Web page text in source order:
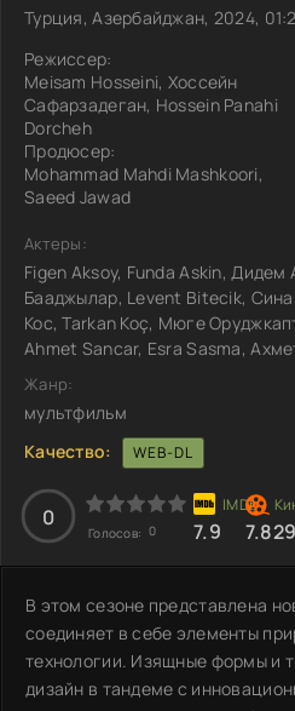
Турция, Азербайджан, 2024,
Режиссер:
Meisam Hosseini, Хоссейн
Сафарзадеган, Hossein Panahi
Dorcheh
Продюсер:
Mohammad Mahdi Mashkoori,
Saeed Jawad
Актеры:
Figen Aksoy, Funda Askin,
Бааджылар, Levent Bitecik,
Koc, Tarkan Koç, Мюге
Ahmet Sancar, Esra Sasma,
Жанр:
мультфильм
Качество:
WEB-DL
0
Голосов: 0 7.9 7.829
В этом сезоне представлена
соединяет в себе элементы
технологии. Изящные формы и
дизайн в тандеме с